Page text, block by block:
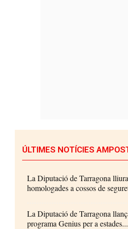
ÚLTIMES NOTÍCIES
La Diputació de Tarragona
homologades a cossos de
La Diputació de Tarragona
programa Genius per a estades...